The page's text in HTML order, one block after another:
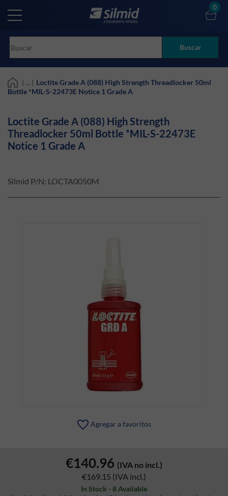
main
Buscar
0
| ... | Loctite Grade A (088) High Strength Threadlocker 50ml
Bottle *MIL-S-22473E Notice 1 Grade A
Loctite Grade A (088) High Strength
Threadlocker 50ml Bottle *MIL-S-22473E
Notice 1 Grade A
Silmid P/N: LOCTA0050M
Agregar a favoritos
€140.96 (IVA no incl.)
€169.15 (IVA incl.)
In Stock - 8 Available